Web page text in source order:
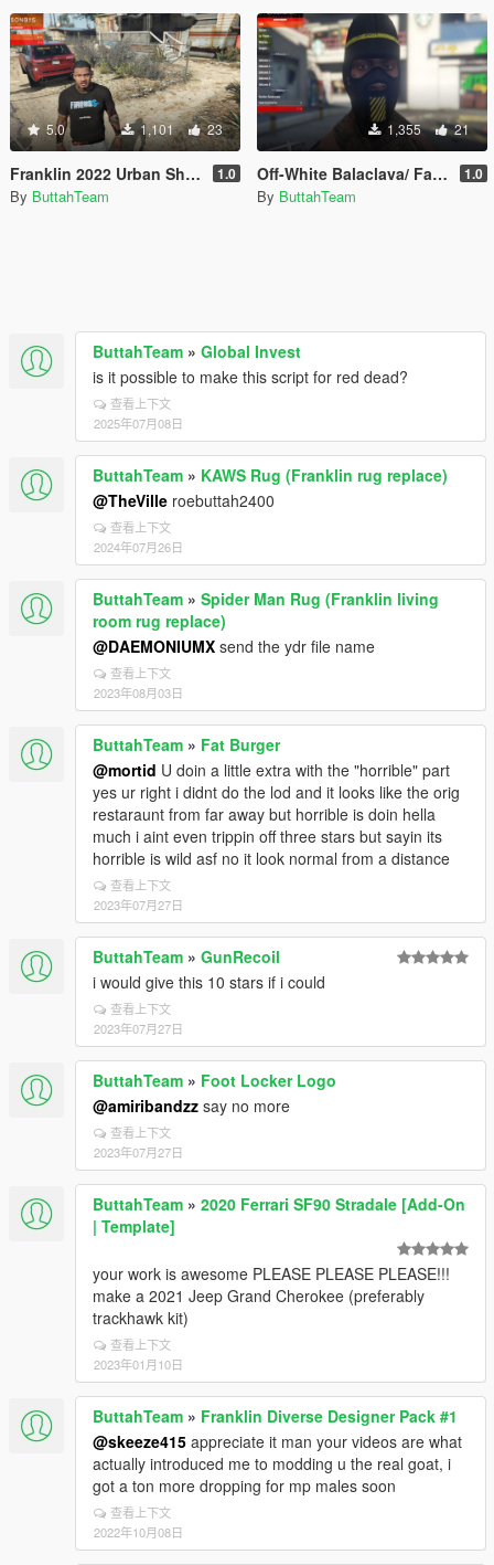
5.0 1,101 23
Franklin 2022 Urban Shirt Pack #1 1.0
By ButtahTeam
1,355 21
Off-White Balaclava/ Face Mask 1.0
By ButtahTeam
ButtahTeam » Global Invest
is it possible to make this script for red dead?
查看上下文
2025年07月08日
ButtahTeam » KAWS Rug (Franklin rug replace)
@TheVille roebuttah2400
查看上下文
2024年07月26日
ButtahTeam » Spider Man Rug (Franklin living
room rug replace)
@DAEMONIUMX send the ydr file name
查看上下文
2023年08月03日
ButtahTeam » Fat Burger
@mortid U doin a little extra with the "horrible" part
yes ur right i didnt do the lod and it looks like the orig
restaraunt from far away but horrible is doin hella
much i aint even trippin off three stars but sayin its
horrible is wild asf no it look normal from a distance
查看上下文
2023年07月27日
ButtahTeam » GunRecoil
i would give this 10 stars if i could
查看上下文
2023年07月27日
ButtahTeam » Foot Locker Logo
@amiribandzz say no more
查看上下文
2023年07月27日
ButtahTeam » 2020 Ferrari SF90 Stradale [Add-On
| Template]
your work is awesome PLEASE PLEASE PLEASE!!!
make a 2021 Jeep Grand Cherokee (preferably
trackhawk kit)
查看上下文
2023年01月10日
ButtahTeam » Franklin Diverse Designer Pack #1
@skeeze415 appreciate it man your videos are what
actually introduced me to modding u the real goat, i
got a ton more dropping for mp males soon
查看上下文
2022年10月08日